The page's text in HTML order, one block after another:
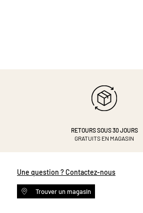
RETOURS SOUS 30 JOURS
GRATUITS EN MAGASIN
Une question ? Contactez-nous
Trouver un magasin